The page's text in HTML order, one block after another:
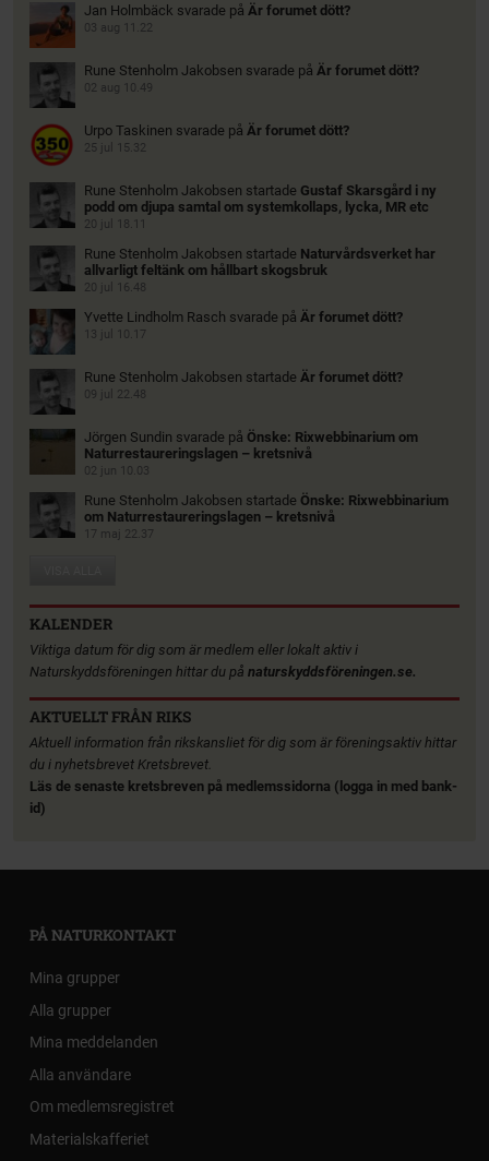
Jan Holmbäck svarade på Är forumet dött?
03 aug 11.22
Rune Stenholm Jakobsen svarade på Är forumet dött?
02 aug 10.49
Urpo Taskinen svarade på Är forumet dött?
25 jul 15.32
Rune Stenholm Jakobsen startade Gustaf Skarsgård i ny
podd om djupa samtal om systemkollaps, lycka, MR etc
20 jul 18.11
Rune Stenholm Jakobsen startade Naturvårdsverket har
allvarligt feltänk om hållbart skogsbruk
20 jul 16.48
Yvette Lindholm Rasch svarade på Är forumet dött?
13 jul 10.17
Rune Stenholm Jakobsen startade Är forumet dött?
09 jul 22.48
Jörgen Sundin svarade på Önske: Rixwebbinarium om
Naturrestaureringslagen – kretsnivå
02 jun 10.03
Rune Stenholm Jakobsen startade Önske: Rixwebbinarium
om Naturrestaureringslagen – kretsnivå
17 maj 22.37
KALENDER
Viktiga datum för dig som är medlem eller lokalt aktiv i
Naturskyddsföreningen hittar du pånaturskyddsföreningen.se.
AKTUELLT FRÅN RIKS
Aktuell information från rikskansliet för dig som är föreningsaktiv hittar
du i nyhetsbrevet Kretsbrevet.
Läs de senaste kretsbreven på medlemssidorna (logga in med bank-
id)
PÅ NATURKONTAKT
Mina grupper
Alla grupper
Mina meddelanden
Alla användare
Om medlemsregistret
Materialskafferiet